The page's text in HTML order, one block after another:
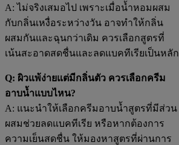
A: ไม่จริงเสมอไป เพราะเมื่อน้ำหอมผสม
กับกลิ่นเหงื่อระหว่างวัน อาจทำให้กลิ่น
ผสมกันและฉุนกว่าเดิม ควรเลือกสูตรที่
เน้นสะอาดสดชื่นและลดแบคทีเรียเป็นหลัก
Q: ผิวแพ้ง่ายแต่มีกลิ่นตัว ควรเลือกครีม
อาบน้ำแบบไหน?
A: แนะนำให้เลือกครีมอาบน้ำสูตรที่มีส่วน
ผสมช่วยลดแบคทีเรีย หรือหากต้องการ
ความเย็นสดชื่น ให้มองหาสูตรที่ผ่านการ